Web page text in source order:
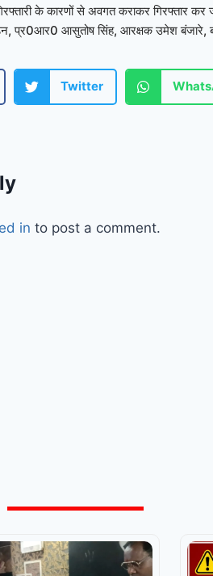
के कारणों से अवगत कराकर गिरफ्तार कर
प्र0आर0 आसुतोष सिंह, आरक्षक उमेश बंजारे, बसंत
Twitter
in to post a comment.